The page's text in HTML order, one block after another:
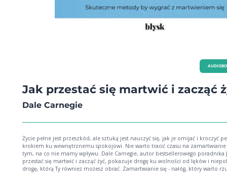
Jak przestać się martwić i zacząć
Dale Carnegie
Życie pełne jest przeszkód, ale sztuką jest nauczyć się, jak je omijać i kroczyć
krokiem ku wewnętrznemu spokojowi. Nie warto tracić czasu na zamartwianie
tym, na co nie mamy wpływu. Dale Carnegie, autor bestsellerowego poradnika
przestać się martwić i zacząć żyć, pokazuje drogę ku wolności od lęków i
drogę, którą Ty również możesz obrać. Zamartwianie się - nałóg, który warto rzucić